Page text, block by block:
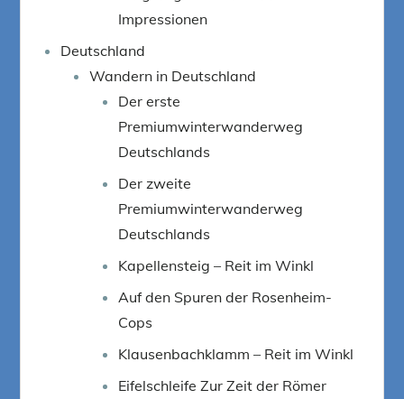
Impressionen
Deutschland
Wandern in Deutschland
Der erste
Premiumwinterwanderweg
Deutschlands
Der zweite
Premiumwinterwanderweg
Deutschlands
Kapellensteig – Reit im Winkl
Auf den Spuren der Rosenheim-
Cops
Klausenbachklamm – Reit im Winkl
Eifelschleife Zur Zeit der Römer